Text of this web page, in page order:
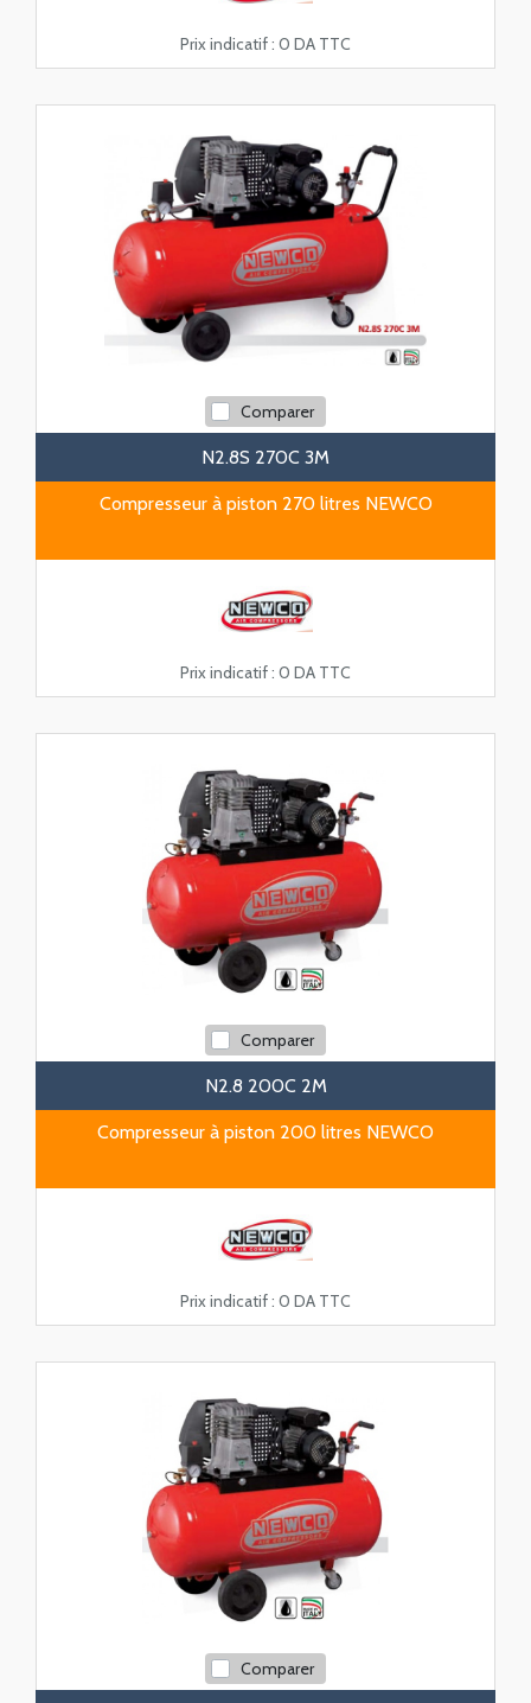
Prix indicatif : 0 DA TTC
Comparer
N2.8S 270C 3M
Compresseur à piston 270 litres NEWCO
Prix indicatif : 0 DA TTC
Comparer
N2.8 200C 2M
Compresseur à piston 200 litres NEWCO
Prix indicatif : 0 DA TTC
Comparer